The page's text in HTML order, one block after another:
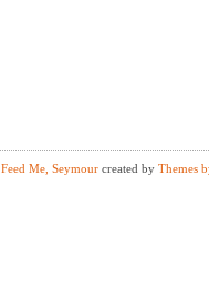
Feed Me, Seymour created by Themes